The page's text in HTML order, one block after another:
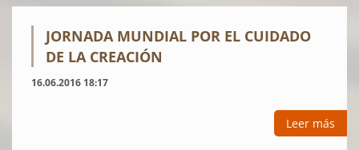
JORNADA MUNDIAL POR EL CUIDADO
DE LA CREACIÓN
16.06.2016 18:17
Leer más